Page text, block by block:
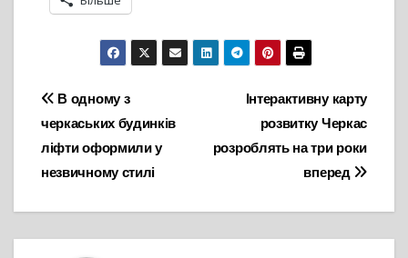
Навігація
записів
Інтерактивну карту
розвитку Черкас
розроблять на три роки
вперед
В одному з
черкаських будинків
ліфти оформили у
незвичному стилі